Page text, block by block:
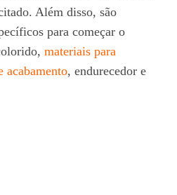
Além disso, são
para começar o
materiais para
acabamento, endurecedor e